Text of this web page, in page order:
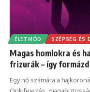
ÉLETMÓD SZÉPSÉG ÉS
Magas homlokra és
frizurák – így
Egy nő számára a
Önkifejezés,